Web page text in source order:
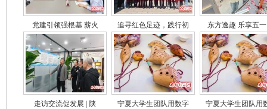
党建引领强根基 薪火 追寻红色足迹，践行初 东方逸趣 乐享五
走访交流促发展 | 陕 宁夏大学生团队用数字 宁夏大学生团队用